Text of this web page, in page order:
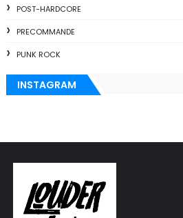
POST-HARDCORE
PRECOMMANDE
PUNK ROCK
INSTAGRAM